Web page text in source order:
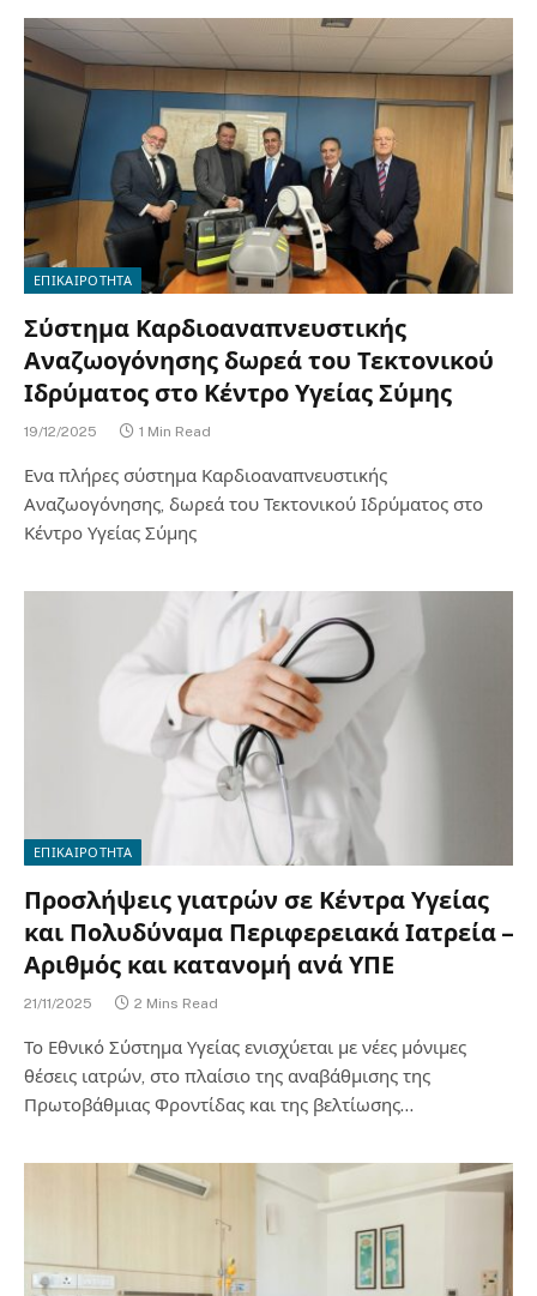
ΕΠΙΚΑΙΡΟΤΗΤΑ
Σύστημα Καρδιοαναπνευστικής
Αναζωογόνησης δωρεά του Τεκτονικού
Ιδρύματος στο Κέντρο Υγείας Σύμης
19/12/2025 1 Min Read
Ενα πλήρες σύστημα Καρδιοαναπνευστικής
Αναζωογόνησης, δωρεά του Τεκτονικού Ιδρύματος στο
Κέντρο Υγείας Σύμης
ΕΠΙΚΑΙΡΟΤΗΤΑ
Προσλήψεις γιατρών σε Κέντρα Υγείας
και Πολυδύναμα Περιφερειακά Ιατρεία –
Αριθμός και κατανομή ανά ΥΠΕ
21/11/2025 2 Mins Read
Το Εθνικό Σύστημα Υγείας ενισχύεται με νέες μόνιμες
θέσεις ιατρών, στο πλαίσιο της αναβάθμισης της
Πρωτοβάθμιας Φροντίδας και της βελτίωσης…